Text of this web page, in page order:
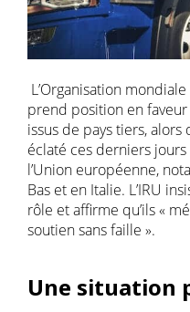
L’Organisation
prend position en
issus de pays tiers,
éclaté ces derniers
l’Union européenne,
Bas et en Italie. L’IRU
rôle et affirme qu’ils «
soutien sans faille ».
Une situation